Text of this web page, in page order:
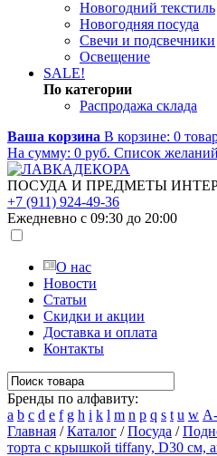
Новогодний текстиль
Новогодняя посуда
Свечи и подсвечники
Освещение
SALE!
По категории
Распродажа склада
Ваша корзина В корзине: 0
На сумму: 0 руб. Список
ПОСУДА И ПРЕДМЕТЫ
+7 (911) 924-49-36
Ежедневно с 09:30 до 20:00
О нас
Новости
Статьи
Скидки и акции
Доставка и оплата
Контакты
Бренды по алфавиту:
a b c d e f g h i k l m n p q s t u w
Главная /Каталог /Посуда /
торта с крышкой tiffany, D30 см,